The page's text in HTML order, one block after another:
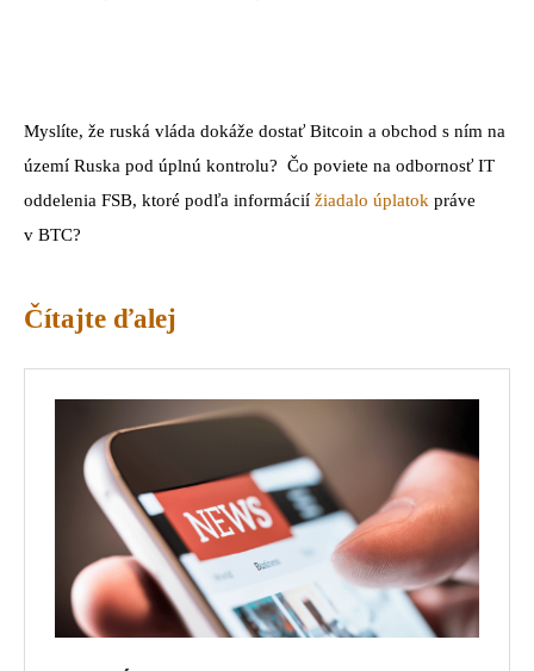
Myslíte, že ruská vláda dokáže dostať Bitcoin a obchod s ním na
území Ruska pod úplnú kontrolu? Čo poviete na odbornosť IT
oddelenia FSB, ktoré podľa informácií žiadalo úplatok práve
v BTC?
Čítajte ďalej